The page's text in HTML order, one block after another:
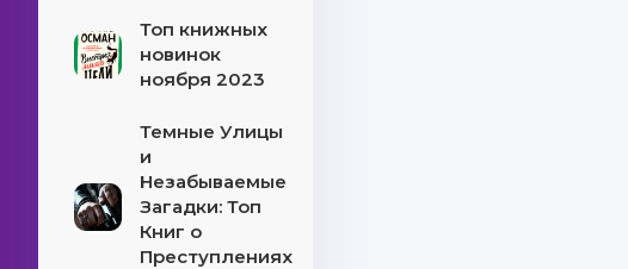
Топ книжных
новинок
ноября 2023
Темные Улицы
и
Незабываемые
Загадки: Топ
Книг о
Преступлениях